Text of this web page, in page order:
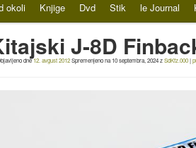
okoli Knjige Dvd Stik le Journal
J-8D
dne12. avgust 2012Spremenjeno na 10 septembra, 2024zSdKfz.000|